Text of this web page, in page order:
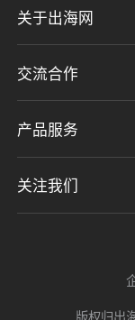
关于出海网
关于我们
加入我们
隐私协议
交流合作
联系我们
意见反馈
产品服务
CHWE全球跨境电商展
关注我们